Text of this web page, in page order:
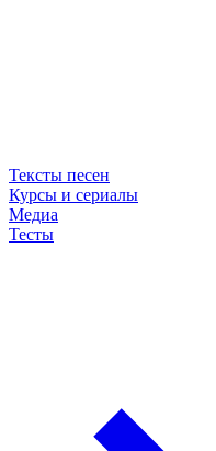
Тексты песен
Курсы и сериалы
Медиа
Тесты